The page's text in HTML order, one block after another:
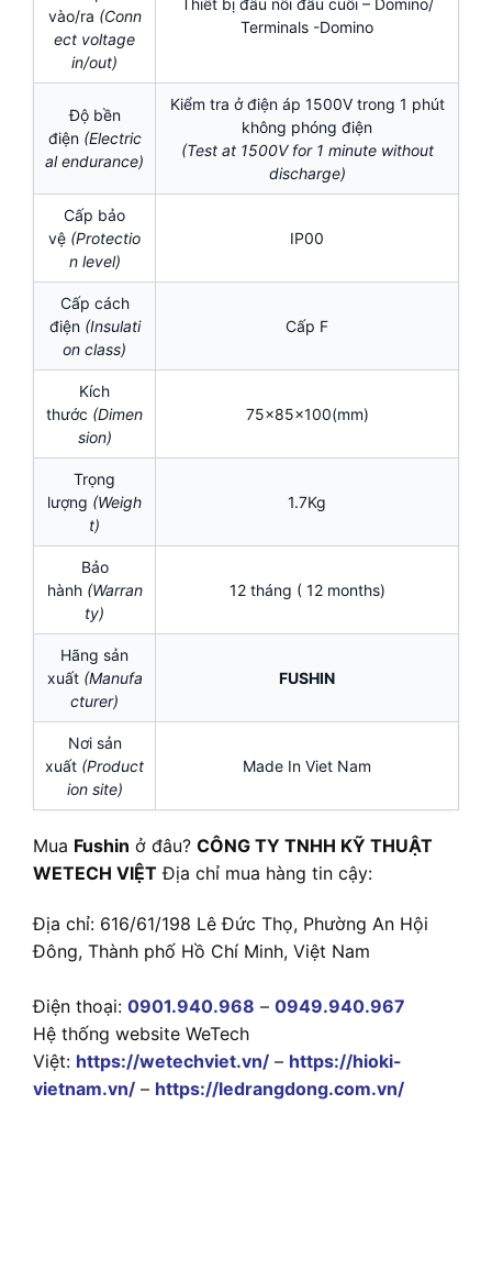
vào/ra (Conn
ect voltage
in/out)
Terminals -Domino
Độ bền
điện (Electric
al endurance)
Kiểm tra ở điện áp 1500V trong 1 phút
không phóng điện
(Test at 1500V for 1 minute without
discharge)
Cấp bảo
vệ (Protectio
n level)
IP00
Cấp cách
điện (Insulati
on class)
Cấp F
Kích
thước (Dimen
sion)
75x85x100(mm)
Trọng
lượng (Weigh
t)
1.7Kg
Bảo
hành (Warran
ty)
12 tháng ( 12 months)
Hãng sản
xuất (Manufa
cturer)
FUSHIN
Nơi sản
xuất (Product
ion site)
Made In Viet Nam
Mua Fushin ở đâu? CÔNG TY TNHH KỸ THUẬT
WETECH VIỆT Địa chỉ mua hàng tin cậy:
Địa chỉ: 616/61/198 Lê Đức Thọ, Phường An Hội
Đông, Thành phố Hồ Chí Minh, Việt Nam
Điện thoại: 0901.940.968 – 0949.940.967
Hệ thống website WeTech
Việt: https://wetechviet.vn/ – https://hioki-
vietnam.vn/ – https://ledrangdong.com.vn/